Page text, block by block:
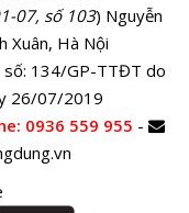
07, số 103) Nguyễn
Xuân, Hà Nội
134/GP-TTĐT do
26/07/2019
: 0936 559 955 -